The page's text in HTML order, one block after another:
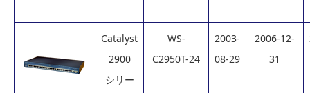
Catalyst
2900
シリー
WS-
C2950T-24
2003-
08-29
2006-12-
31